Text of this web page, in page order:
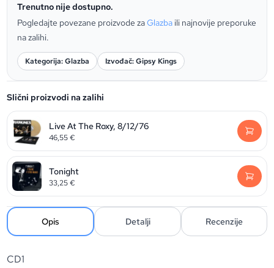
Trenutno nije dostupno.
Pogledajte povezane proizvode zaGlazba ili najnovije preporuke
na zalihi.
Kategorija: Glazba Izvođač: Gipsy Kings
Slični proizvodi na zalihi
Live At The Roxy, 8/12/76
46,55€
Tonight
33,25€
Opis Detalji Recenzije
CD1